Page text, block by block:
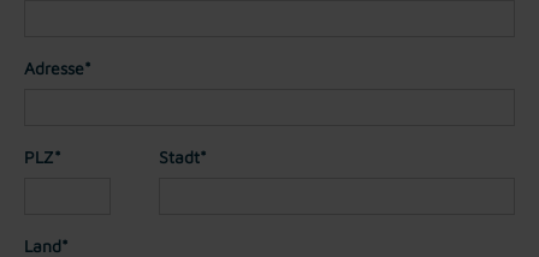
Adresse*
PLZ* Stadt*
Land*